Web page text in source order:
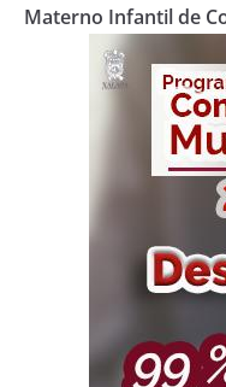
Materno Infantil de